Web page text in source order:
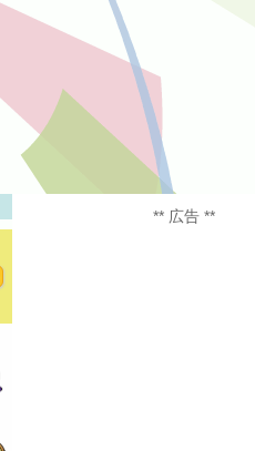
** 広告 **